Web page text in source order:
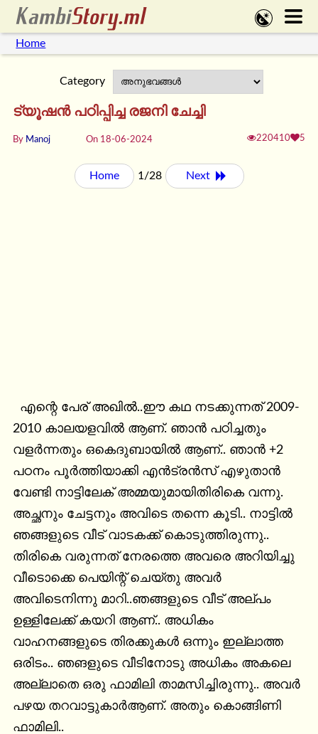
Home
Category
ട്യൂഷൻ പഠിപ്പിച്ച രജനി ചേച്ചി
By Manoj On 18-06-2024 220410 5
Home 1/28 Next
എന്റെ പേര് അഖിൽ..ഈ കഥ നടക്കുന്നത് 2009-
2010 കാലയളവിൽ ആണ്. ഞാൻ പഠിച്ചതും
വളർന്നതും ഒകെദുബായിൽ ആണ്.. ഞാൻ +2
പഠനം പൂർത്തിയാക്കി എൻട്രൻസ് എഴുതാൻ
വേണ്ടി നാട്ടിലേക് അമ്മയുമായിതിരികെ വന്നു.
അച്ഛനും ചേട്ടനും അവിടെ തന്നെ കൂടി.. നാട്ടിൽ
ഞങ്ങളുടെ വീട് വാടകക്ക് കൊടുത്തിരുന്നു..
തിരികെ വരുന്നത് നേരത്തെ അവരെ അറിയിച്ചു
വീടൊക്കെ പെയിന്റ് ചെയ്തു അവർ
അവിടെനിന്നു മാറി..ഞങ്ങളുടെ വീട് അല്പം
ഉള്ളിലേക്ക് കയറി ആണ്.. അധികം
വാഹനങ്ങളുടെ തിരക്കുകൾ ഒന്നും ഇല്ലാത്ത
ഒരിടം.. ഞങളുടെ വീടിനോടു അധികം അകലെ
അല്ലാതെ ഒരു ഫാമിലി താമസിച്ചിരുന്നു.. അവർ
പഴയ തറവാട്ടുകാർആണ്. അതും കൊങ്ങിണി
ഫാമിലി..